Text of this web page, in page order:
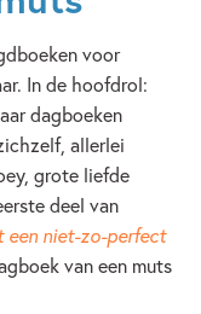
voor
In de hoofdrol:
dagboeken
allerlei
grote liefde
deel van
een niet-zo-perfect
van een muts